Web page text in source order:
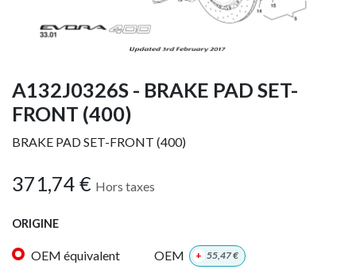
A132J0326S - BRAKE PAD SET-
FRONT (400)
BRAKE PAD SET-FRONT (400)
371,74 € Hors taxes
ORIGINE
OEM équivalent OEM + 55,47€